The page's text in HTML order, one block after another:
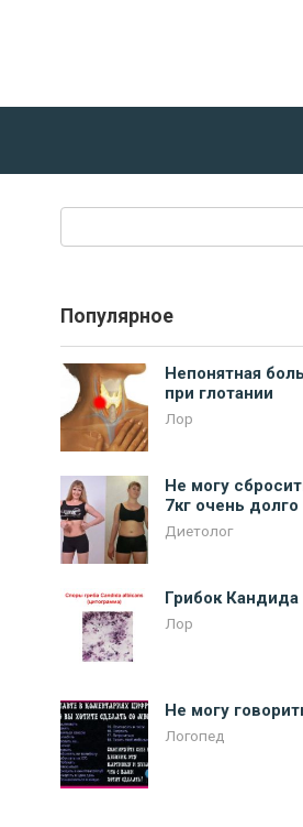
Популярное
Непонятная
при глотании
Лор
Не могу
7кг очень долго
Диетолог
Грибок Кандида
Лор
Не могу
Логопед